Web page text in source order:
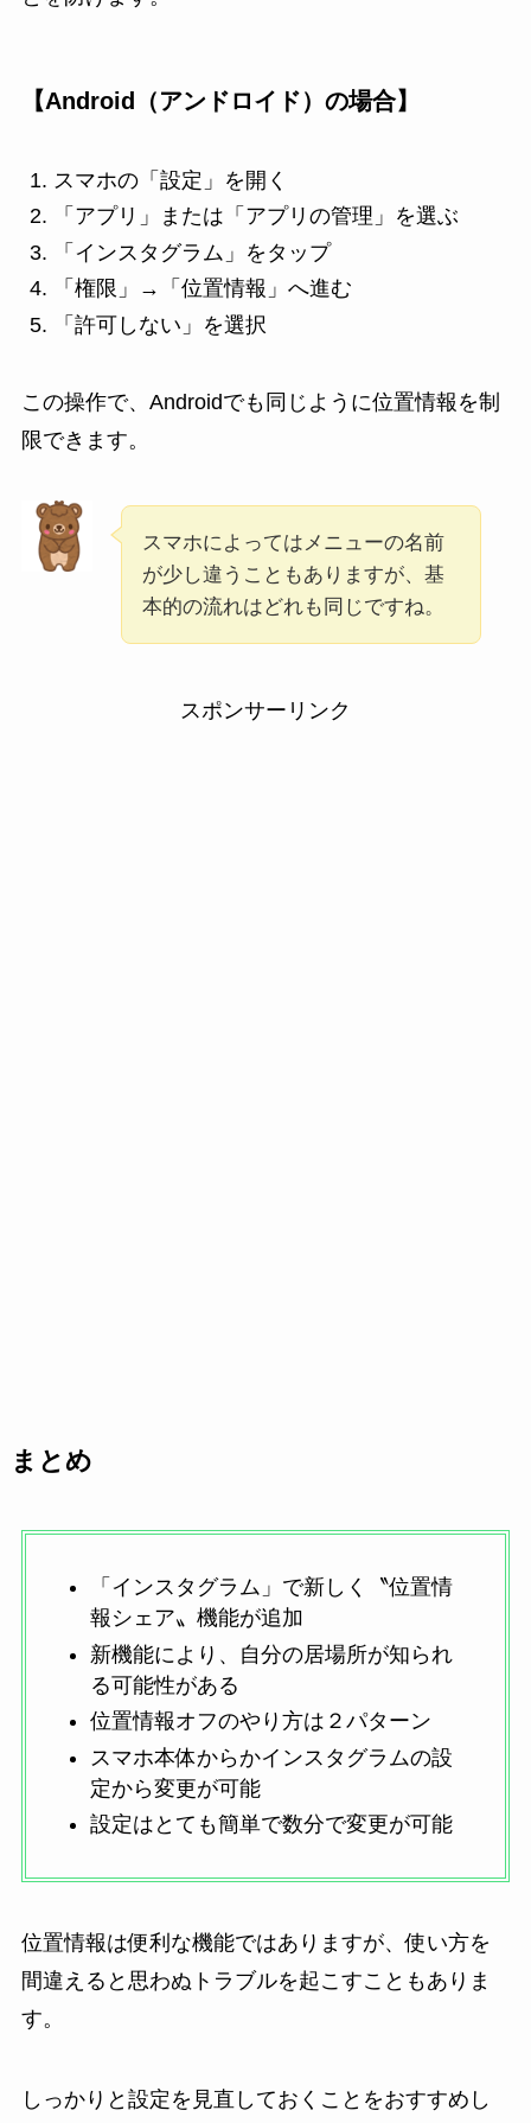
【Android（アンドロイド）の場合】
スマホの「設定」を開く
「アプリ」または「アプリの管理」を選ぶ
「インスタグラム」をタップ
「権限」→「位置情報」へ進む
「許可しない」を選択
この操作で、Androidでも同じように位置情報を制
限できます。
スマホによってはメニューの名前
が少し違うこともありますが、基
本的の流れはどれも同じですね。
スポンサーリンク
まとめ
「インスタグラム」で新しく〝位置情
報シェア〟機能が追加
新機能により、自分の居場所が知られ
る可能性がある
位置情報オフのやり方は２パターン
スマホ本体からかインスタグラムの設
定から変更が可能
設定はとても簡単で数分で変更が可能
位置情報は便利な機能ではありますが、使い方を
間違えると思わぬトラブルを起こすこともありま
す。
しっかりと設定を見直しておくことをおすすめし